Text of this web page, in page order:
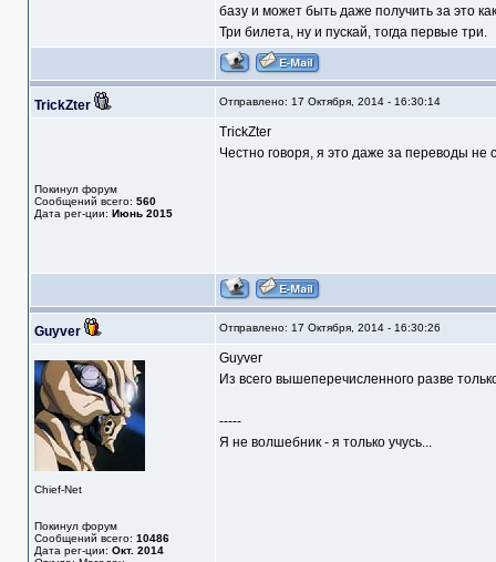
базу и может быть даже получить за это
Три билета, ну и пускай, тогда первые три.
TrickZter Отправлено: 17 Октября, 2014 - 16:30:14
Покинул форум
Сообщений всего: 560
Дата рег-ции: Июнь 2015
TrickZter
Честно говоря, я это даже за переводы не
Guyver Отправлено: 17 Октября, 2014 - 16:30:26
Chief-Net
Покинул форум
Сообщений всего: 10486
Дата рег-ции: Окт. 2014
Guyver
Из всего вышеперечисленного разве
-----
Я не волшебник - я только учусь...